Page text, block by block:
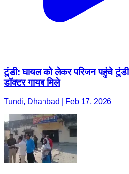
टुंडी: घायल को लेकर परिजन पहुंचे टुंडी
डॉक्टर गायब मिले
Tundi, Dhanbad | Feb 17, 2026